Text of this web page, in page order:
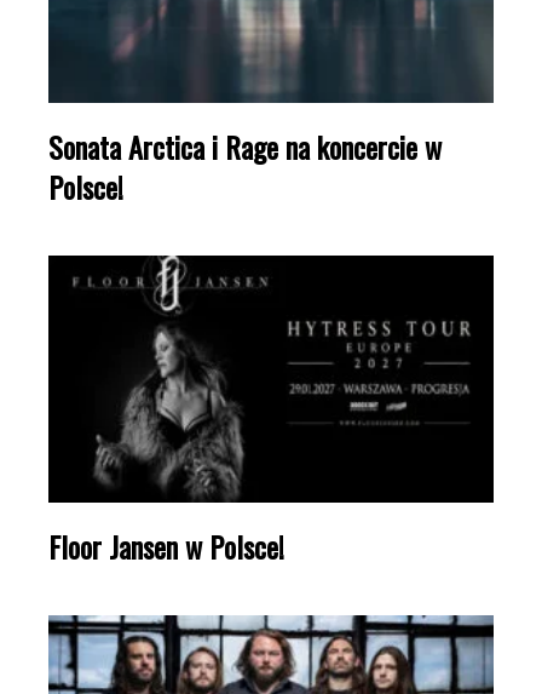
Sonata Arctica i Rage na koncercie w
Polsce!
Floor Jansen w Polsce!